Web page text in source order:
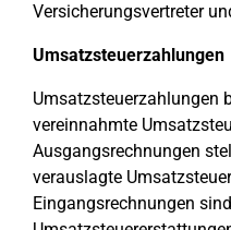
Versicherungsvertreter
Umsatzsteuerzahlungen
Umsatzsteuerzahlungen
vereinnahmte
Ausgangsrechnungen
verauslagte
Eingangsrechnungen